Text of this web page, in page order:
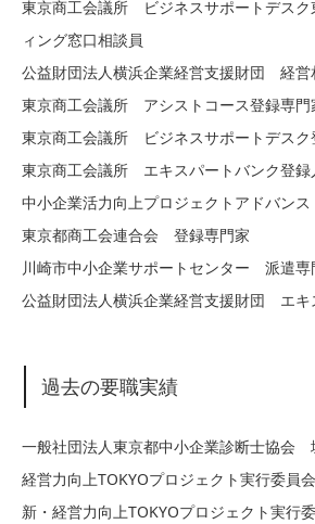
東京商工会議所 ビジネスサポートデス
ィング窓口相談員
公益財団法人横浜企業経営支援財団 経営
東京商工会議所 アシストコース登録専門
東京商工会議所 ビジネスサポートデスク
東京商工会議所 エキスパートバンク登録
中小企業活力向上プロジェクトアドバン
東京都商工会連合会 登録専門家
川崎市中小企業サポートセンター 派遣専
公益財団法人横浜企業経営支援財団 エキ
過去の要職実績
一般社団法人東京都中小企業診断士協会
経営力向上TOKYOプロジェクト実行委員
新・経営力向上TOKYOプロジェクト実行